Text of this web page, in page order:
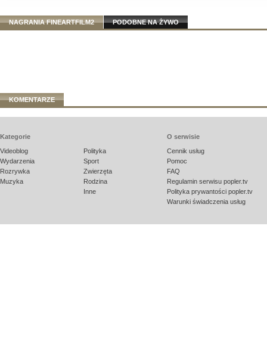
NAGRANIA FINEARTFILM2 PODOBNE NA ŻYWO
KOMENTARZE
Kategorie
Videoblog
Wydarzenia
Rozrywka
Muzyka
Polityka
Sport
Zwierzęta
Rodzina
Inne
O serwisie
Cennik usług
Pomoc
FAQ
Regulamin serwisu popler.tv
Polityka prywantości popler.tv
Warunki świadczenia usług